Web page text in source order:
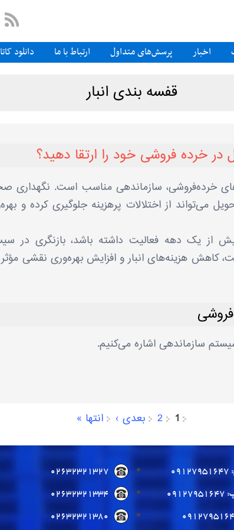
اخبار پرسش‌های متداول ارتباط با ما دانلود
قفسه بندی انبار
در خرده فروشی خود را ارتقا دهید؟
خرده‌فروشی، سازماندهی مناسب است. نگهداری
می‌تواند از اختلالات پرهزینه جلوگیری کرده و
یک دهه فعالیت داشته باشد، بازنگری در
کاهش هزینه‌های انبار و افزایش بهره‌وری نقشی مؤثر
سیستم سازماندهی اشاره می‌کنیم.
1
2 بعدی › انتها »
02632321327
02632321334
02632321380